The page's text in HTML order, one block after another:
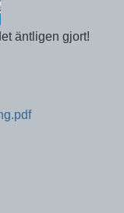
äntligen gjort!